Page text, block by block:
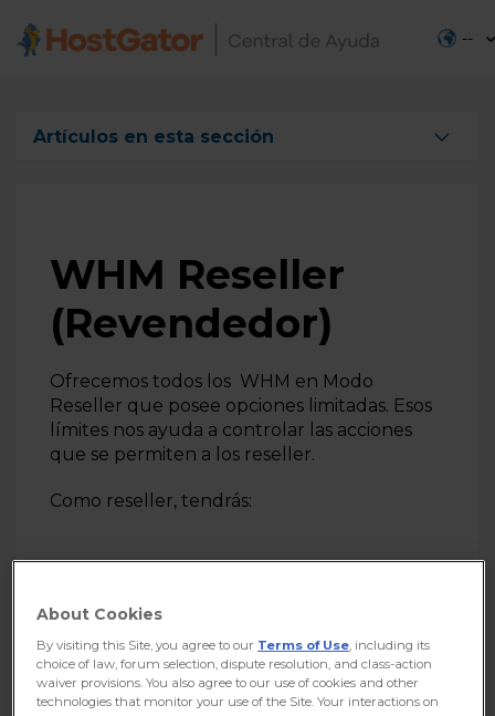
--
Artículos en esta sección
WHM Reseller (Revendedor)
¿Que es WHM?
cPanel
Limitar los iconos que aparecen en cPanel
¿Puedo obtener una copia de los registros de correo
electrónico?
WHM Reseller
(Revendedor)
Ofrecemos todos los WHM en Modo
Reseller que posee opciones limitadas. Esos
límites nos ayuda a controlar las acciones
que se permiten a los reseller.
Como reseller, tendrás:
About Cookies
By visiting this Site, you agree to our Terms of Use , including its
choice of law, forum selection, dispute resolution, and class-action
waiver provisions. You also agree to our use of cookies and other
technologies that monitor your use of the Site. Your interactions on